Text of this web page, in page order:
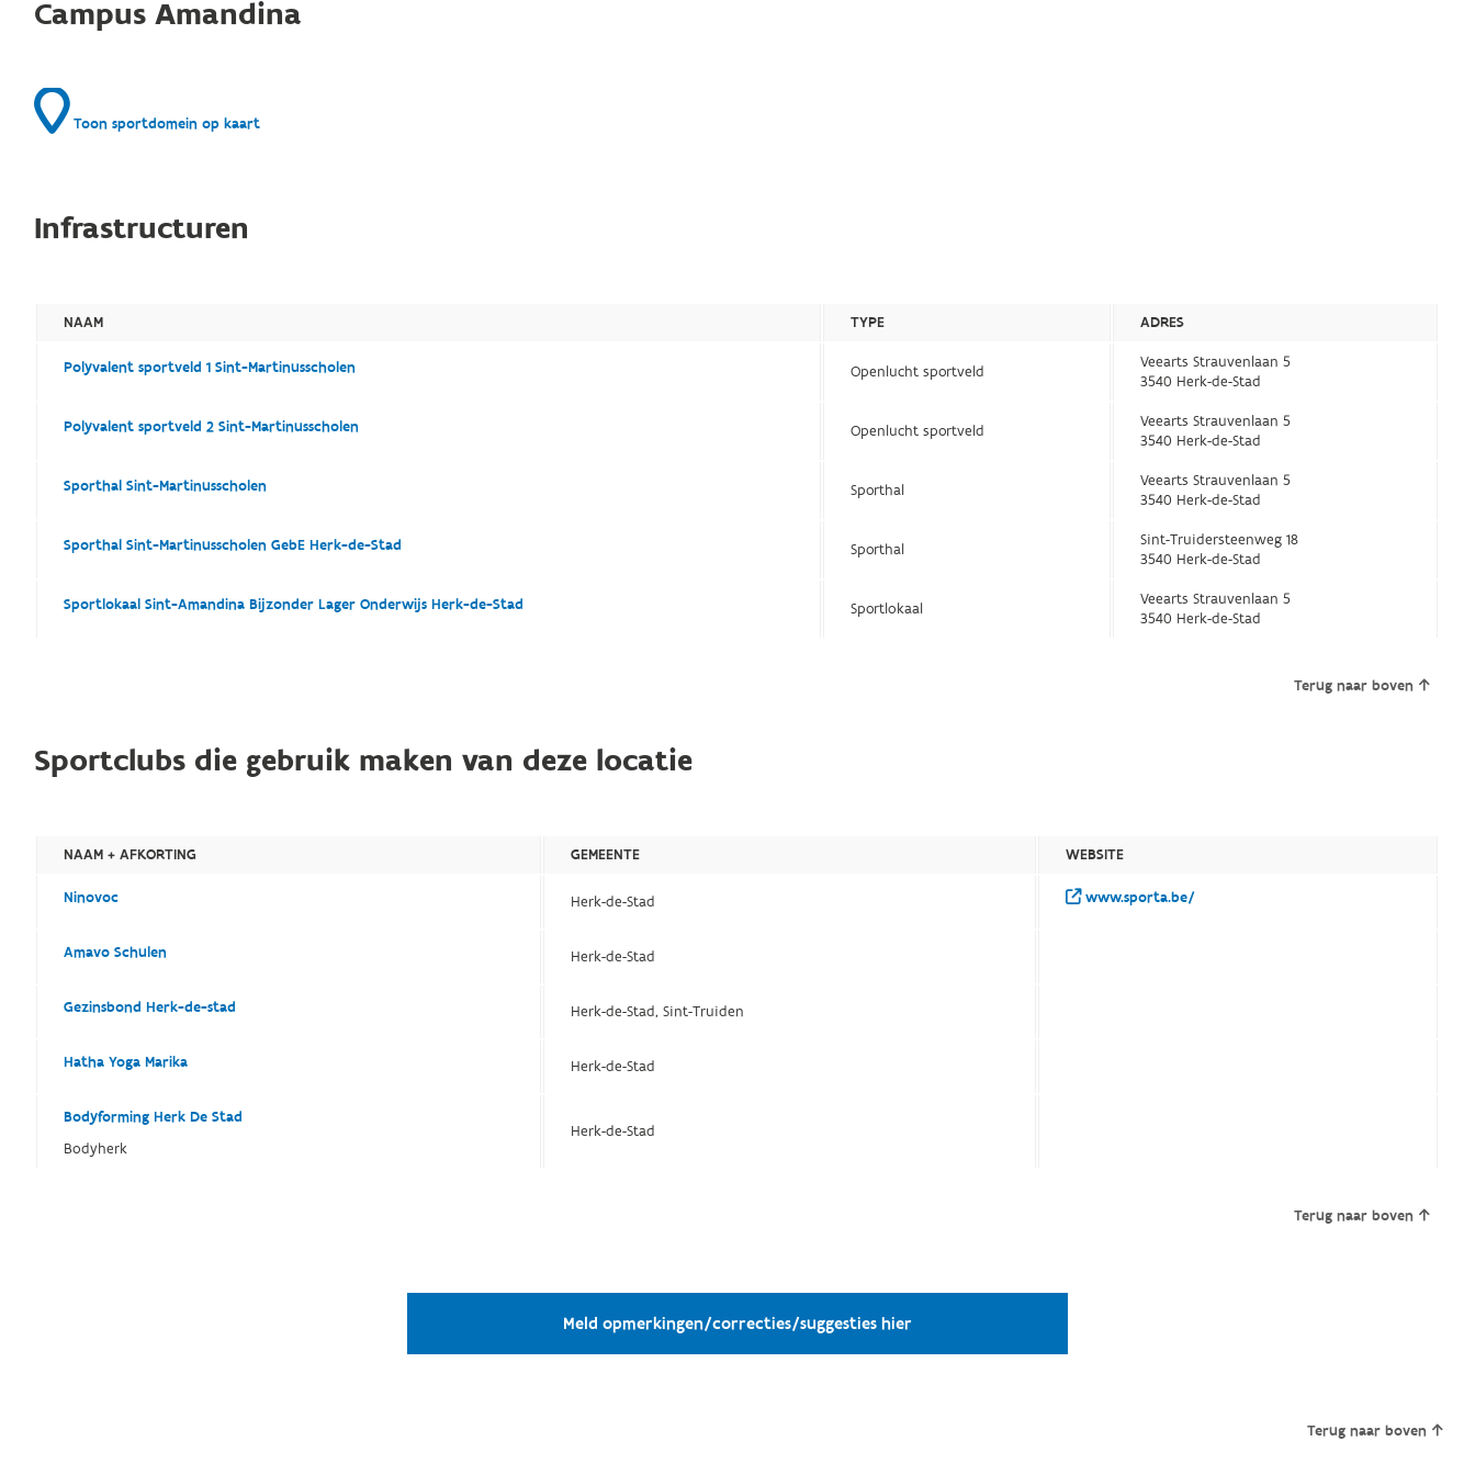
Campus Amandina
Toon sportdomein op kaart
Infrastructuren
NAAM TYPE ADRES
Polyvalent sportveld 1 Sint-Martinusscholen Openlucht sportveld
Veearts Strauvenlaan 5
3540 Herk-de-Stad
Polyvalent sportveld 2 Sint-Martinusscholen Openlucht sportveld
Veearts Strauvenlaan 5
3540 Herk-de-Stad
Sporthal Sint-Martinusscholen Sporthal
Veearts Strauvenlaan 5
3540 Herk-de-Stad
Sporthal Sint-Martinusscholen GebE Herk-de-Stad Sporthal
Sint-Truidersteenweg 18
3540 Herk-de-Stad
Sportlokaal Sint-Amandina Bijzonder Lager Onderwijs Herk-de-Stad Sportlokaal
Veearts Strauvenlaan 5
3540 Herk-de-Stad
Terug naar boven
Sportclubs die gebruik maken van deze locatie
NAAM + AFKORTING GEMEENTE WEBSITE
Ninovoc Herk-de-Stad www.sporta.be/
Amavo Schulen Herk-de-Stad
Gezinsbond Herk-de-stad Herk-de-Stad, Sint-Truiden
Hatha Yoga Marika Herk-de-Stad
Bodyforming Herk De Stad
Bodyherk
Herk-de-Stad
Terug naar boven
Meld opmerkingen/correcties/suggesties hier
Terug naar boven